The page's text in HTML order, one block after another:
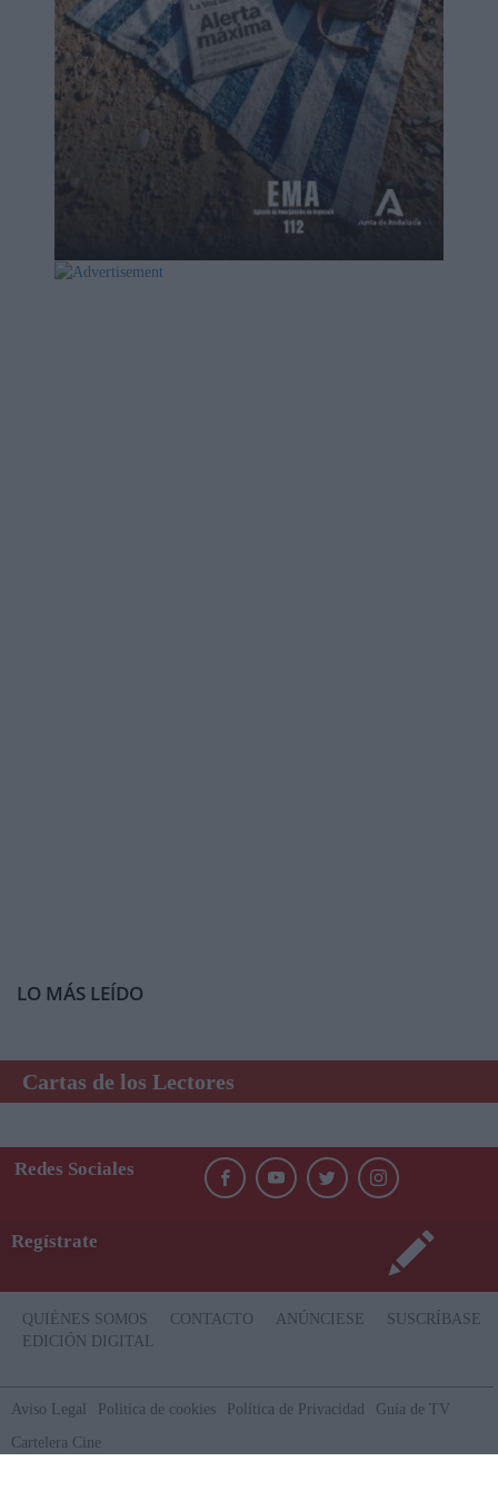
LO MÁS LEÍDO
Cartas de los Lectores
Redes Sociales
Regístrate
QUIÉNES SOMOS CONTACTO ANÚNCIESE
SUSCRÍBASE
EDICIÓN DIGITAL
Aviso Legal Politica de cookies Política de Privacidad
Guía de TV
Cartelera Cine